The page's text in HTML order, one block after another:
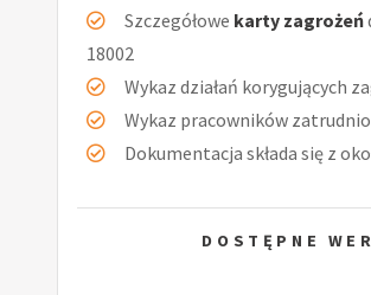
Szczegółowe karty zagrożeń
18002
Wykaz działań korygujących
Wykaz pracowników
Dokumentacja składa się z
DOSTĘPNE